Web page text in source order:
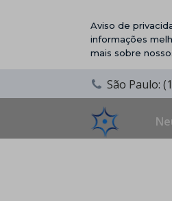
Aviso de
informações
mais sobre
São Paulo: